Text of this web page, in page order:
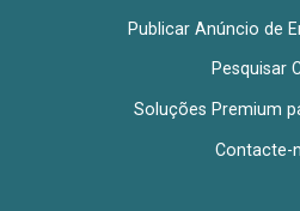
Publicar Anúncio de
Pesquisar
Soluções Premium
Contacte-